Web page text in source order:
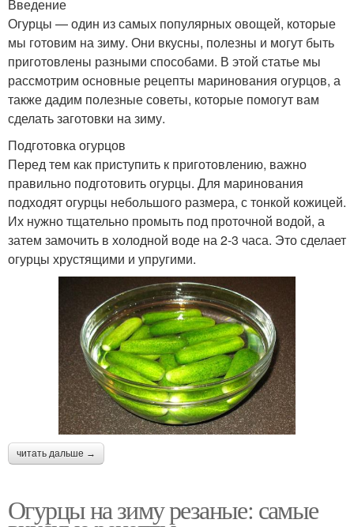
Введение
Огурцы — один из самых популярных овощей, которые
мы готовим на зиму. Они вкусны, полезны и могут быть
приготовлены разными способами. В этой статье мы
рассмотрим основные рецепты маринования огурцов, а
также дадим полезные советы, которые помогут вам
сделать заготовки на зиму.
Подготовка огурцов
Перед тем как приступить к приготовлению, важно
правильно подготовить огурцы. Для маринования
подходят огурцы небольшого размера, с тонкой кожицей.
Их нужно тщательно промыть под проточной водой, а
затем замочить в холодной воде на 2-3 часа. Это сделает
огурцы хрустящими и упругими.
читать дальше →
Огурцы на зиму резаные: самые